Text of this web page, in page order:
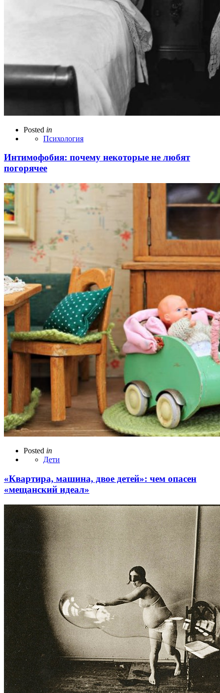
Posted in
Психология
Интимофобия: почему некоторые не любят
погорячее
Posted in
Дети
«Квартира, машина, двое детей»: чем опасен
«мещанский идеал»